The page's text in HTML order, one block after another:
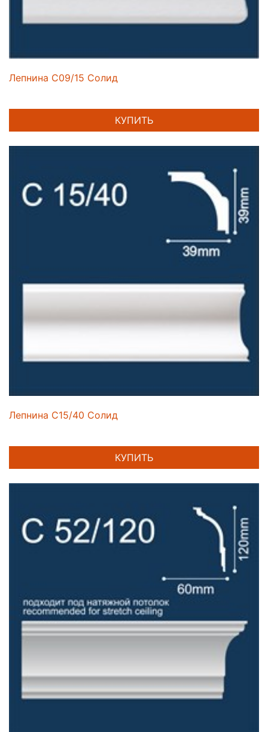
Лепнина C09/15 Солид
КУПИТЬ
Лепнина C15/40 Солид
КУПИТЬ